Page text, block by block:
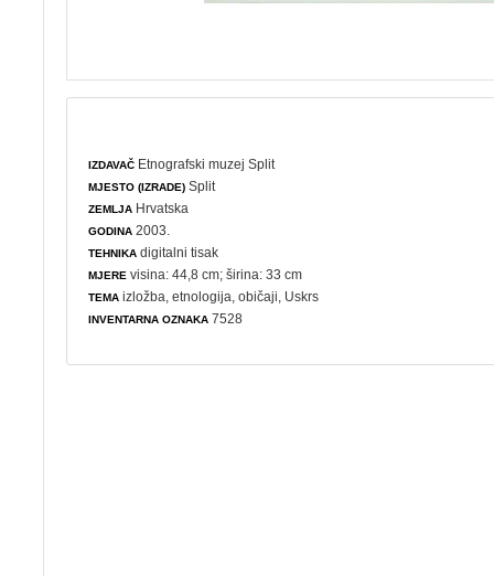
IZDAVAČ Etnografski muzej Split
MJESTO (IZRADE) Split
ZEMLJA Hrvatska
GODINA 2003.
TEHNIKA digitalni tisak
MJERE visina: 44,8 cm; širina: 33 cm
TEMA izložba ,etnologija ,običaji Uskrs
INVENTARNA OZNAKA 7528